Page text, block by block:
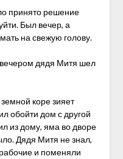
принято решение
Был вечер, а
на свежую голову.
дядя Митя шел
коре зияет
обойти дом с другой
из дому, яма во дворе
Дядя Митя не знал,
и поменяли